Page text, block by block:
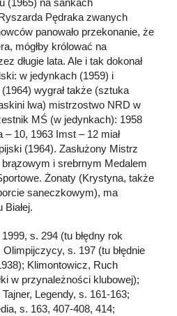
Pędraka zwanych
panowało przekonanie, że
mógłby królować na
długie lata. Ale i tak dokonał
w jedynkach (1959) i
wygrał także (sztuka
lwa) mistrzostwo NRD w
MŚ (w jedynkach): 1958
10, 1963 Imst – 12 miał
(1964). Zasłużony Mistrz
i srebrnym Medalem
Żonaty (Krystyna, także
saneczkowym), ma
s. 294 (tu błędny rok
s. 197 (tu błędnie
Klimontowicz, Ruch
w przynależności klubowej);
Legendy, s. 161-163;
s. 163, 407-408, 414;